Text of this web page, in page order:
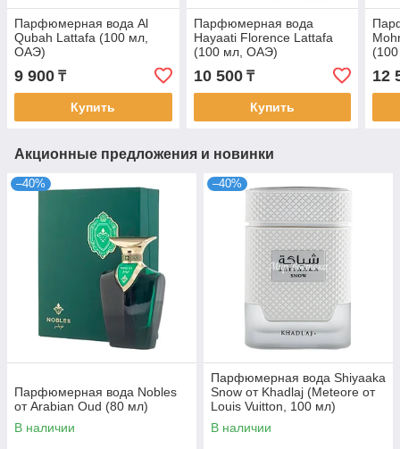
Парфюмерная вода Al
Qubah Lattafa (100 мл,
ОАЭ)
9 900 ₸
Купить
Парфюмерная вода
Hayaati Florence Lattafa
(100 мл, ОАЭ)
10 500₸
Купить
12
Акционные предложения и новинки
–40%
Парфюмерная вода Nobles
от Arabian Oud (80 мл)
В наличии
–40%
Парфюмерная вода Shiyaaka
Snow от Khadlaj (Meteore от
Louis Vuitton, 100 мл)
В наличии